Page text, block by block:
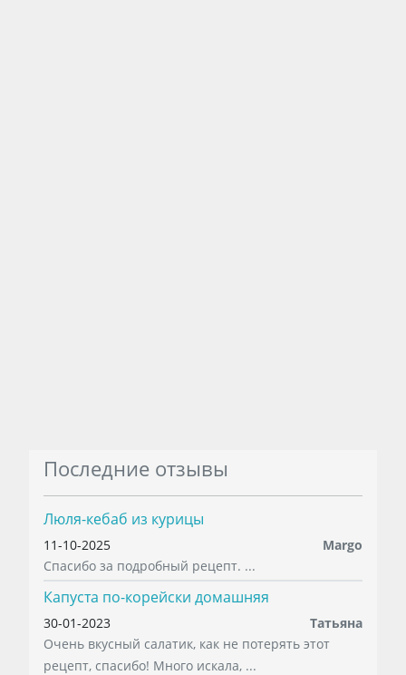
Последние отзывы
Люля-кебаб из курицы
11-10-2025
Margo
Спасибо за подробный рецепт. ...
Капуста по-корейски домашняя
30-01-2023
Татьяна
Очень вкусный салатик, как не потерять этот
рецепт, спасибо! Много искала, ...